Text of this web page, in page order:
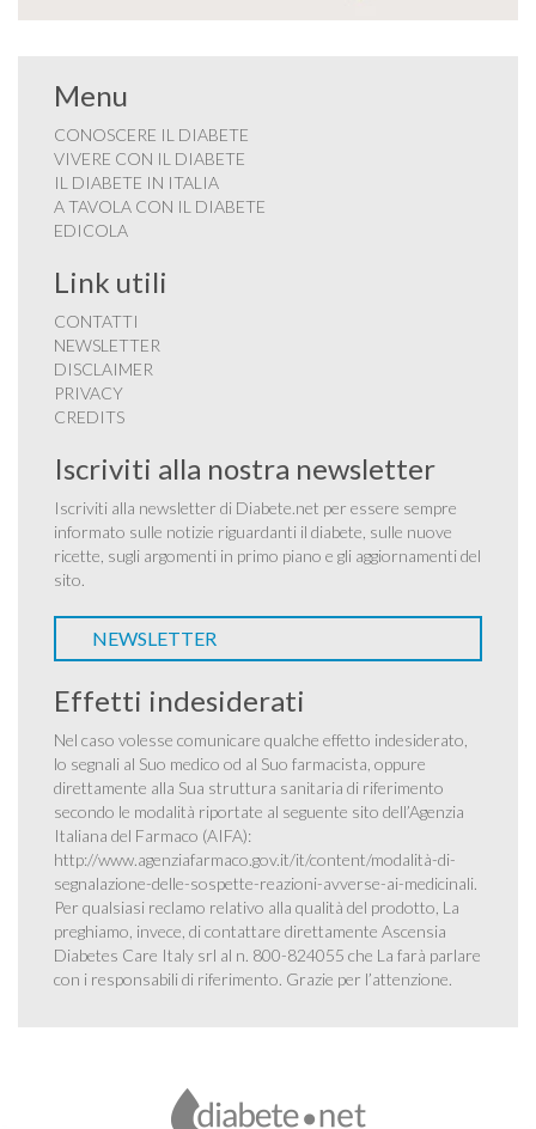
Menu
CONOSCERE IL DIABETE
VIVERE CON IL DIABETE
IL DIABETE IN ITALIA
A TAVOLA CON IL DIABETE
EDICOLA
Link utili
CONTATTI
NEWSLETTER
DISCLAIMER
PRIVACY
CREDITS
Iscriviti alla nostra newsletter
Iscriviti alla newsletter di Diabete.net per essere sempre
informato sulle notizie riguardanti il diabete, sulle nuove
ricette, sugli argomenti in primo piano e gli aggiornamenti del
sito.
NEWSLETTER
Effetti indesiderati
Nel caso volesse comunicare qualche effetto indesiderato,
lo segnali al Suo medico od al Suo farmacista, oppure
direttamente alla Sua struttura sanitaria di riferimento
secondo le modalità riportate al seguente sito dell’Agenzia
Italiana del Farmaco (AIFA):
http://www.agenziafarmaco.gov.it/it/content/modalità-di-
segnalazione-delle-sospette-reazioni-avverse-ai-medicinali.
Per qualsiasi reclamo relativo alla qualità del prodotto, La
preghiamo, invece, di contattare direttamente Ascensia
Diabetes Care Italy srl al n. 800-824055 che La farà parlare
con i responsabili di riferimento. Grazie per l’attenzione.